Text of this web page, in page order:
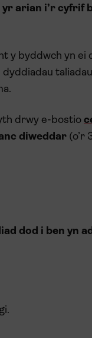
arian i’r cyfrif
y byddwch yn
taliadau
drwy e-bostio
diweddar (o’r
dod i ben yn